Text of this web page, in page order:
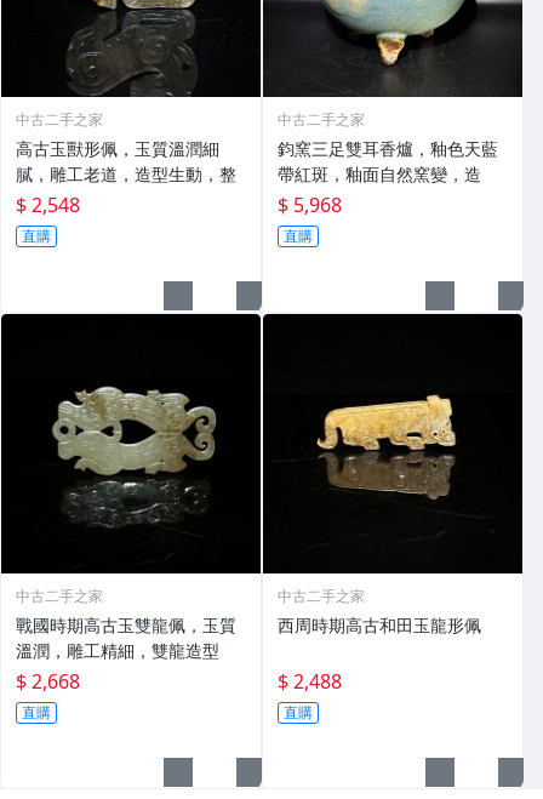
中古二手之家
高古玉獸形佩，玉質溫潤細
膩，雕工老道，造型生動，整
$ 2,548
直購
中古二手之家
鈞窯三足雙耳香爐，釉色天藍
帶紅斑，釉面自然窯變，造
$ 5,968
直購
中古二手之家
戰國時期高古玉雙龍佩，玉質
溫潤，雕工精細，雙龍造型
$ 2,668
直購
中古二手之家
西周時期高古和田玉龍形佩
$ 2,488
直購